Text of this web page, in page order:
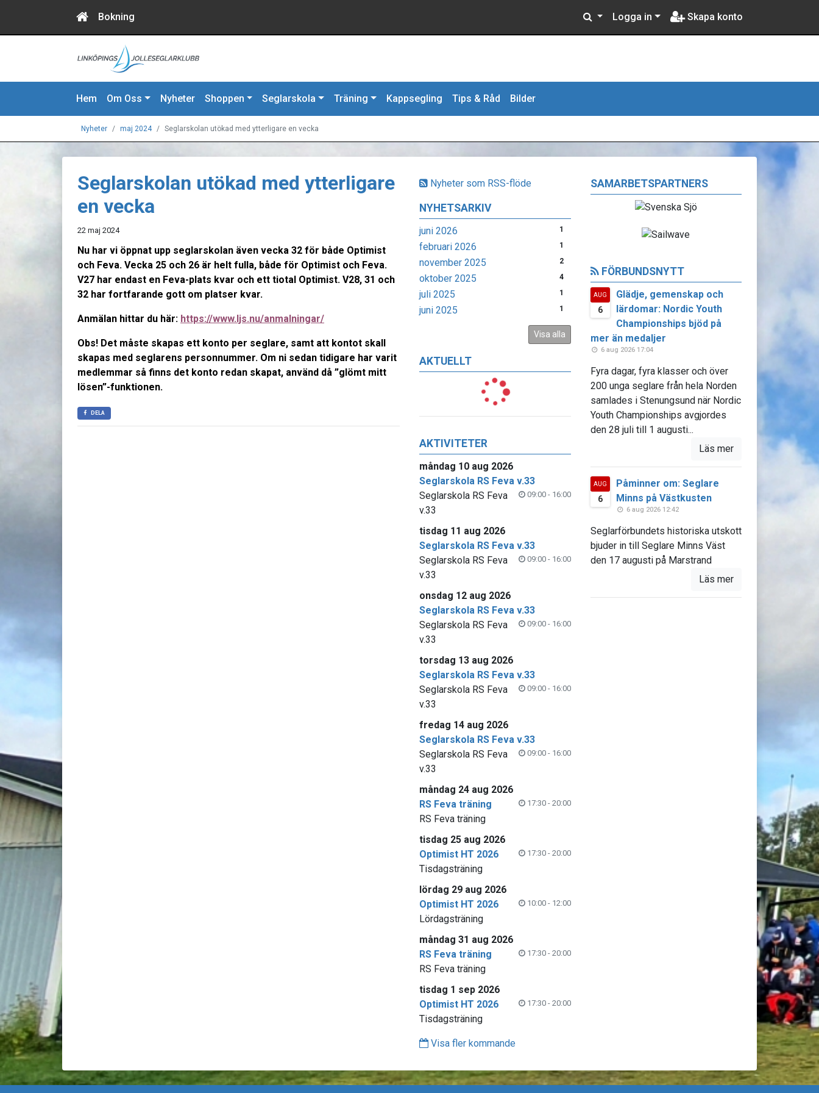
Bokning Logga in Skapa konto
Hem Om Oss Nyheter Shoppen Seglarskola Träning Kappsegling Tips & Råd Bilder
Nyheter maj 2024 Seglarskolan utökad med ytterligare en vecka
Nyheter som RSS-flöde
NYHETSARKIV
juni 2026 1
februari 2026 1
november 2025 2
oktober 2025 4
juli 2025 1
juni 2025 1
Visa alla
AKTUELLT
AKTIVITETER
måndag 10 aug 2026
Seglarskola RS Feva v.33
09:00 - 16:00
Seglarskola RS Feva
v.33
tisdag 11 aug 2026
Seglarskola RS Feva v.33
09:00 - 16:00
Seglarskola RS Feva
v.33
onsdag 12 aug 2026
Seglarskola RS Feva v.33
09:00 - 16:00
Seglarskola RS Feva
v.33
torsdag 13 aug 2026
Seglarskola RS Feva v.33
09:00 - 16:00
Seglarskola RS Feva
v.33
fredag 14 aug 2026
Seglarskola RS Feva v.33
09:00 - 16:00
Seglarskola RS Feva
v.33
måndag 24 aug 2026
RS Feva träning
17:30 - 20:00
RS Feva träning
tisdag 25 aug 2026
Optimist HT 2026
17:30 - 20:00
Tisdagsträning
lördag 29 aug 2026
Optimist HT 2026
10:00 - 12:00
Lördagsträning
måndag 31 aug 2026
RS Feva träning
17:30 - 20:00
RS Feva träning
tisdag 1 sep 2026
Optimist HT 2026
17:30 - 20:00
Tisdagsträning
Visa fler kommande
Seglarskolan utökad med ytterligare
en vecka
22 maj 2024
Nu har vi öppnat upp seglarskolan även vecka 32 för både Optimist
och Feva. Vecka 25 och 26 är helt fulla, både för Optimist och Feva.
V27 har endast en Feva-plats kvar och ett tiotal Optimist. V28, 31 och
32 har fortfarande gott om platser kvar.
Anmälan hittar du här: https://www.ljs.nu/anmalningar/
Obs! Det måste skapas ett konto per seglare, samt att kontot skall
skapas med seglarens personnummer. Om ni sedan tidigare har varit
medlemmar så finns det konto redan skapat, använd då ”glömt mitt
lösen”-funktionen.
DELA
SAMARBETSPARTNERS
FÖRBUNDSNYTT
AUG
6
Glädje, gemenskap och
lärdomar: Nordic Youth
Championships bjöd på
mer än medaljer
6 aug 2026 17:04
Fyra dagar, fyra klasser och över
200 unga seglare från hela Norden
samlades i Stenungsund när Nordic
Youth Championships avgjordes
den 28 juli till 1 augusti...
Läs mer
AUG
6
Påminner om: Seglare
Minns på Västkusten
6 aug 2026 12:42
Seglarförbundets historiska utskott
bjuder in till Seglare Minns Väst
den 17 augusti på Marstrand
Läs mer